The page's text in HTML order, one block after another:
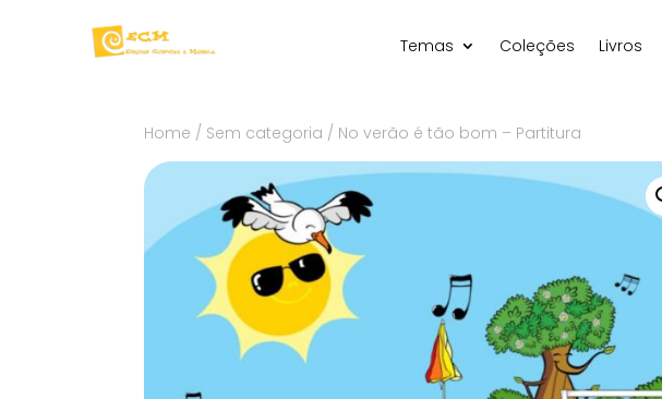
Temas Coleções Livros
Home / Sem categoria / No verão é tão bom – Partitura